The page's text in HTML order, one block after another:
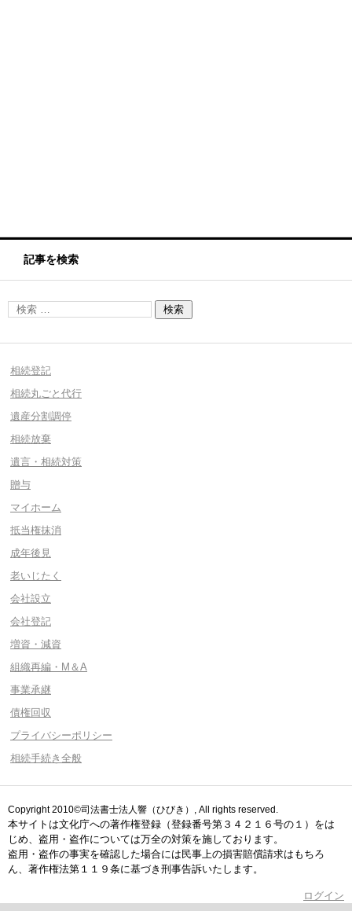
記事を検索
相続登記
相続丸ごと代行
遺産分割調停
相続放棄
遺言・相続対策
贈与
マイホーム
抵当権抹消
成年後見
老いじたく
会社設立
会社登記
増資・減資
組織再編・M＆A
事業承継
債権回収
プライバシーポリシー
相続手続き全般
Copyright 2010©司法書士法人響（ひびき）, All rights reserved.
本サイトは文化庁への著作権登録（登録番号第３４２１６号の１）をは
じめ、盗用・盗作については万全の対策を施しております。
盗用・盗作の事実を確認した場合には民事上の損害賠償請求はもちろ
ん、著作権法第１１９条に基づき刑事告訴いたします。
ログイン